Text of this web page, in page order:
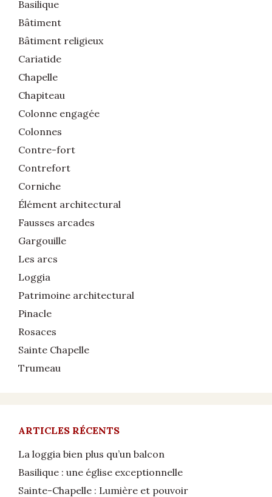
Basilique
Bâtiment
Bâtiment religieux
Cariatide
Chapelle
Chapiteau
Colonne engagée
Colonnes
Contre-fort
Contrefort
Corniche
Élément architectural
Fausses arcades
Gargouille
Les arcs
Loggia
Patrimoine architectural
Pinacle
Rosaces
Sainte Chapelle
Trumeau
ARTICLES RÉCENTS
La loggia bien plus qu’un balcon
Basilique : une église exceptionnelle
Sainte-Chapelle : Lumière et pouvoir